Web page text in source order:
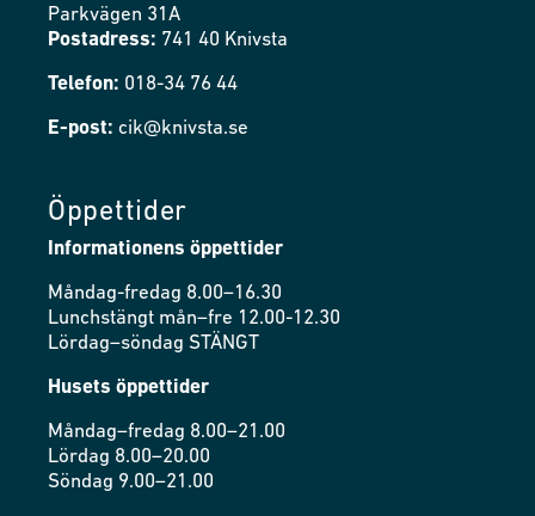
Parkvägen 31A
Postadress: 741 40 Knivsta
Telefon: 018-34 76 44
E-post: cik@knivsta.se
Öppettider
Informationens öppettider
Måndag-fredag 8.00–16.30
Lunchstängt mån–fre 12.00-12.30
Lördag–söndag STÄNGT
Husets öppettider
Måndag–fredag 8.00–21.00
Lördag 8.00–20.00
Söndag 9.00–21.00